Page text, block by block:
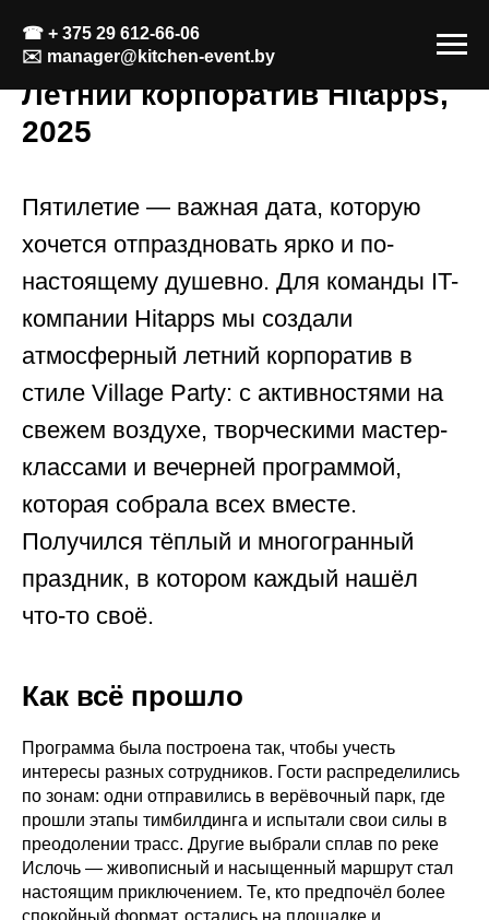
☎ + 375 29 612-66-06
✉️ manager@kitchen-event.by
Летний корпоратив Hitapps,
2025
Пятилетие — важная дата, которую
хочется отпраздновать ярко и по-
настоящему душевно. Для команды IT-
компании Hitapps мы создали
атмосферный летний корпоратив в
стиле Village Party: с активностями на
свежем воздухе, творческими мастер-
классами и вечерней программой,
которая собрала всех вместе.
Получился тёплый и многогранный
праздник, в котором каждый нашёл
что-то своё.
Как всё прошло
Программа была построена так, чтобы учесть
интересы разных сотрудников. Гости распределились
по зонам: одни отправились в верёвочный парк, где
прошли этапы тимбилдинга и испытали свои силы в
преодолении трасс. Другие выбрали сплав по реке
Ислочь — живописный и насыщенный маршрут стал
настоящим приключением. Те, кто предпочёл более
спокойный формат, остались на площадке и